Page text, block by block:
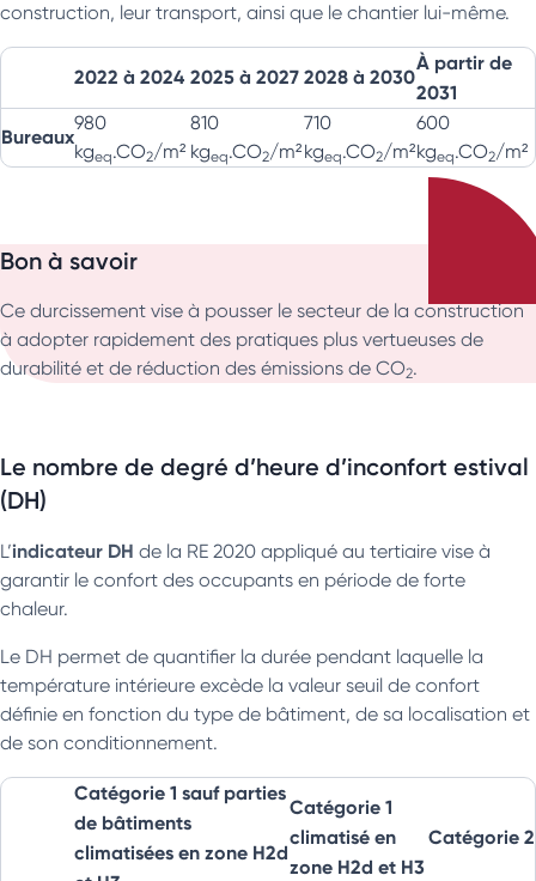
construction, leur transport, ainsi que le chantier lui-même.
2022 à 2024 2025 à 2027 2028 à 2030
À partir de
2031
Bureaux
980
kgeq.CO2/m²
810
kgeq.CO2/m²
710
kgeq.CO2/m²
600
kgeq.CO2/m²
Bon à savoir
Ce durcissement vise à pousser le secteur de la construction
à adopter rapidement des pratiques plus vertueuses de
durabilité et de réduction des émissions de CO2.
Le nombre de degré d’heure d’inconfort estival
(DH)
L’indicateur DH de la RE 2020 appliqué au tertiaire vise à
garantir le confort des occupants en période de forte
chaleur.
Le DH permet de quantifier la durée pendant laquelle la
température intérieure excède la valeur seuil de confort
définie en fonction du type de bâtiment, de sa localisation et
de son conditionnement.
Catégorie 1 sauf parties
de bâtiments
climatisées en zone H2d
Catégorie 1
climatisé en
zone H2d et H3
Catégorie 2